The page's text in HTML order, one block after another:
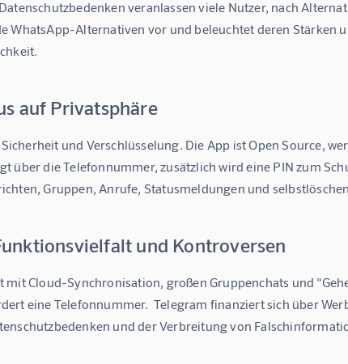
veranlassen viele Nutzer, nach
WhatsApp-Alternativen vor und beleuchtet deren Stärken
auf Privatsphäre
und Verschlüsselung. Die App ist Open Source,
über die Telefonnummer, zusätzlich wird eine PIN zum
Gruppen, Anrufe, Statusmeldungen und
und Kontroversen
mit Cloud-Synchronisation, großen Gruppenchats und
eine Telefonnummer.  Telegram finanziert sich über
und der Verbreitung von